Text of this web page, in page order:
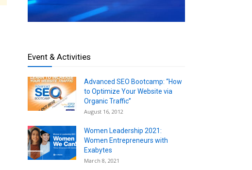
Event & Activities
Advanced SEO Bootcamp: “How
to Optimize Your Website via
Organic Traffic”
August 16, 2012
Women Leadership 2021:
Women Entrepreneurs with
Exabytes
March 8, 2021